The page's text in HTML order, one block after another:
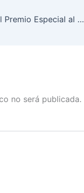
Entrega Instituto Nacional Electoral el Premio Especial al Mérito Extraordinario 2017-2018
no será publicada.